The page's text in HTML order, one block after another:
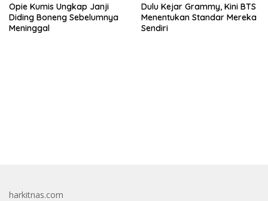
Opie Kumis Ungkap Janji
Diding Boneng Sebelumnya
Meninggal
Dulu Kejar Grammy, Kini BTS
Menentukan Standar Mereka
Sendiri
harkitnas.com